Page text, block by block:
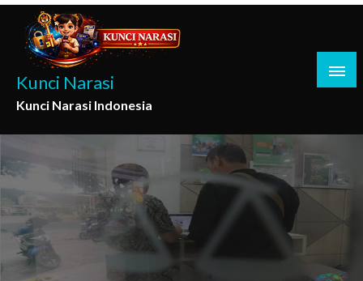
Skip
content
Kunci Narasi
Kunci Narasi Indonesia